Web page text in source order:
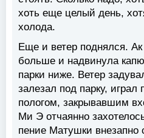
хоть еще целый день,
холода.
Еще и ветер поднялся.
больше и надвинула
парки ниже. Ветер
залезал под парку, играл
пологом, закрывавшим
Ми Э отчаянно
пение Матушки внезапно